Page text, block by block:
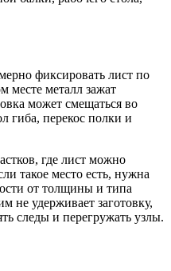
фиксировать лист по
месте металл зажат
может смещаться во
гиба, перекос полки и
где лист можно
такое место есть, нужна
от толщины и типа
не удерживает заготовку,
следы и перегружать узлы.